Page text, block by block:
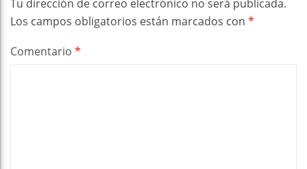
Tu dirección de correo electrónico no será publicada.
Los campos obligatorios están marcados con *
Comentario *